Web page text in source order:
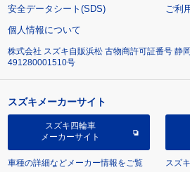
安全データシート(SDS)
ご利
個人情報について
株式会社 スズキ自販浜松 古物商許可証番号 静
491280001510号
スズキメーカーサイト
スズキ四輪車
メーカーサイト
車種の詳細などメーカー情報をご覧
スズ